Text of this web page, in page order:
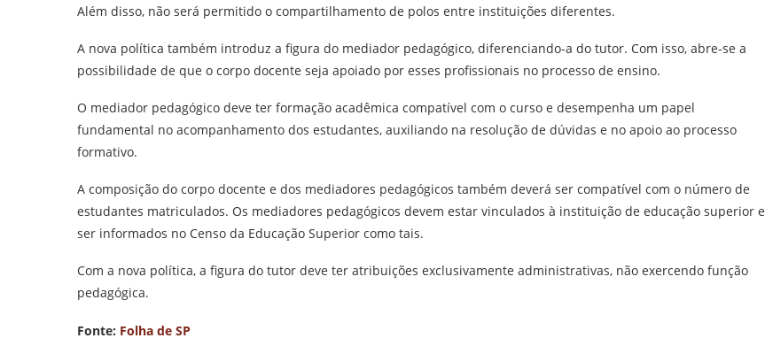
Além disso, não será permitido o compartilhamento de polos entre instituições diferentes.
A nova política também introduz a figura do mediador pedagógico, diferenciando-a do tutor. Com isso, abre-se a
possibilidade de que o corpo docente seja apoiado por esses profissionais no processo de ensino.
O mediador pedagógico deve ter formação acadêmica compatível com o curso e desempenha um papel
fundamental no acompanhamento dos estudantes, auxiliando na resolução de dúvidas e no apoio ao processo
formativo.
A composição do corpo docente e dos mediadores pedagógicos também deverá ser compatível com o número de
estudantes matriculados. Os mediadores pedagógicos devem estar vinculados à instituição de educação superior e
ser informados no Censo da Educação Superior como tais.
Com a nova política, a figura do tutor deve ter atribuições exclusivamente administrativas, não exercendo função
pedagógica.
Fonte: Folha de SP